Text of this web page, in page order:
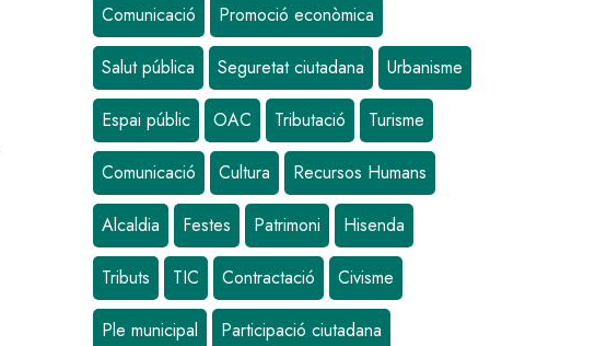
Comunicació Promoció econòmica
Salut pública Seguretat ciutadana Urbanisme
Espai públic OAC Tributació Turisme
Comunicació Cultura Recursos Humans
Alcaldia Festes Patrimoni Hisenda
Tributs TIC Contractació Civisme
Ple municipal Participació ciutadana